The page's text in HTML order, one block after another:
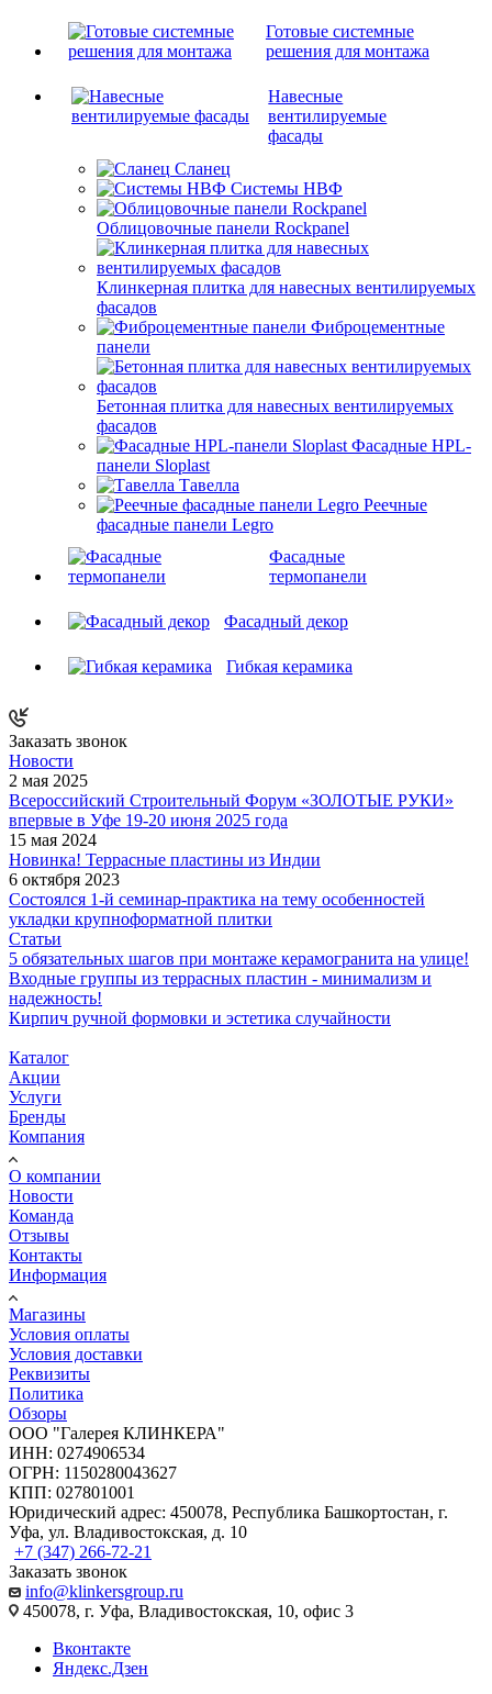
Готовые системные
решения для монтажа
Навесные
вентилируемые
фасады
Сланец
Системы НВФ
Облицовочные панели Rockpanel
Клинкерная плитка для навесных вентилируемых
фасадов
Фиброцементные
панели
Бетонная плитка для навесных вентилируемых
фасадов
Фасадные HPL-
панели Sloplast
Тавелла
Реечные
фасадные панели Legro
Фасадные
термопанели
Фасадный декор
Гибкая керамика
Заказать звонок
Новости
2 мая 2025
Всероссийский Строительный Форум «ЗОЛОТЫЕ РУКИ»
впервые в Уфе 19-20 июня 2025 года
15 мая 2024
Новинка! Террасные пластины из Индии
6 октября 2023
Состоялся 1-й семинар-практика на тему особенностей
укладки крупноформатной плитки
Статьи
5 обязательных шагов при монтаже керамогранита на улице!
Входные группы из террасных пластин - минимализм и
надежность!
Кирпич ручной формовки и эстетика случайности
Каталог
Акции
Услуги
Бренды
Компания
О компании
Новости
Команда
Отзывы
Контакты
Информация
Магазины
Условия оплаты
Условия доставки
Реквизиты
Политика
Обзоры
ООО "Галерея КЛИНКЕРА"
ИНН: 0274906534
ОГРН: 1150280043627
КПП: 027801001
Юридический адрес: 450078, Республика Башкортостан, г.
Уфа, ул. Владивостокская, д. 10
+7 (347) 266-72-21
Заказать звонок
info@klinkersgroup.ru
450078, г. Уфа, Владивостокская, 10, офис 3
Вконтакте
Яндекс.Дзен